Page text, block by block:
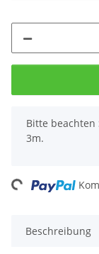
x
Bitte beachten
3m.
Beschreibung